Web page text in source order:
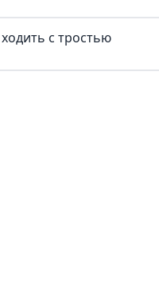
с тростью